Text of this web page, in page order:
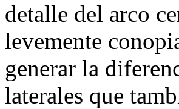
detalle del arco
levemente
generar la
laterales que